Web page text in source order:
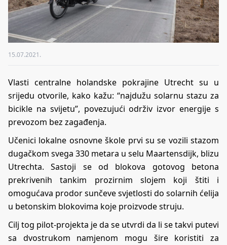
15.07.2021.
Vlasti centralne holandske pokrajine Utrecht su u
srijedu otvorile, kako kažu: “najdužu solarnu stazu za
bicikle na svijetu”, povezujući održiv izvor energije s
prevozom bez zagađenja.
Učenici lokalne osnovne škole prvi su se vozili stazom
dugačkom svega 330 metara u selu Maartensdijk, blizu
Utrechta. Sastoji se od blokova gotovog betona
prekrivenih tankim prozirnim slojem koji štiti i
omogućava prodor sunčeve svjetlosti do solarnih ćelija
u betonskim blokovima koje proizvode struju.
Cilj tog pilot-projekta je da se utvrdi da li se takvi putevi
sa dvostrukom namjenom mogu šire koristiti za